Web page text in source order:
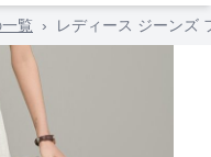
覧 › レディース ジーンズ